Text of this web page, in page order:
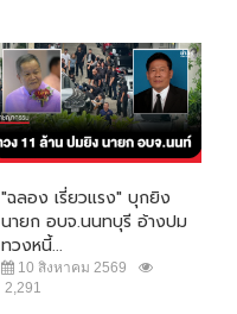
"ฉลอง เรี่ยวแรง" บุกยิง
นายก อบจ.นนทบุรี อ้างปม
ทวงหนี้...
10 สิงหาคม 2569
2,291